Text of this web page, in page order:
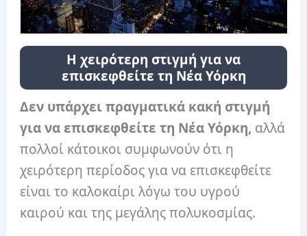
Η χειρότερη στιγμή για να
επισκεφθείτε τη Νέα Υόρκη
Δεν υπάρχει πραγματικά κακή στιγμή
για να επισκεφθείτε τη Νέα Υόρκη, αλλά
πολλοί κάτοικοι συμφωνούν ότι η
χειρότερη περίοδος για να επισκεφθείτε
είναι το καλοκαίρι λόγω του υγρού
καιρού και της μεγάλης πολυκοσμίας.